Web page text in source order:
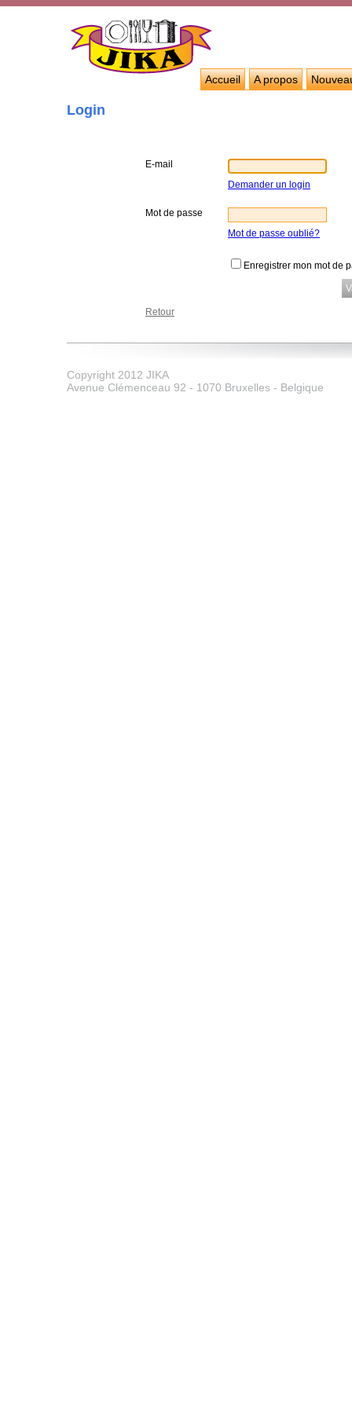
Accueil A propos
Login
E-mail
Demander un login
Mot de passe
Mot de passe oublié?
Enregistrer mon mot de
Retour
Copyright 2012 JIKA
Avenue Clémenceau 92 - 1070 Bruxelles - Belgique